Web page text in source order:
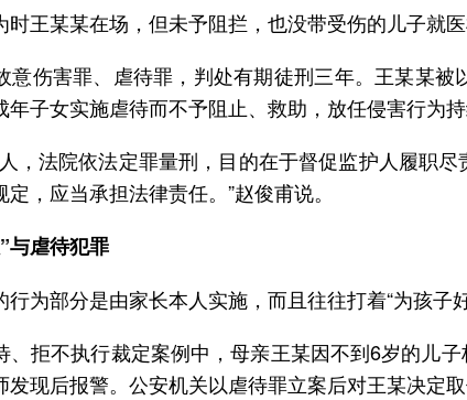
王某某在场，但未予阻拦，也没带受伤的儿子就
意伤害罪、虐待罪，判处有期徒刑三年。王某某
子女实施虐待而不予阻止、救助，放任侵害行为
，法院依法定罪量刑，目的在于督促监护人履职
，应当承担法律责任。”赵俊甫说。
与虐待犯罪
为部分是由家长本人实施，而且往往打着“为孩子好
、拒不执行裁定案例中，母亲王某因不到6岁的儿
现后报警。公安机关以虐待罪立案后对王某决